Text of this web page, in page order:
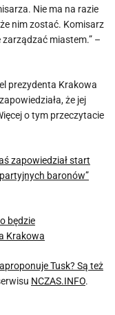
Nie ma na razie
nim zostać. Komisarz
miastem.” –
prezydenta Krakowa
że jej
o tym przeczytacie
zapowiedział start
baronów”
będzie
Krakowa
Tusk? Są też
NCZAS.INFO.